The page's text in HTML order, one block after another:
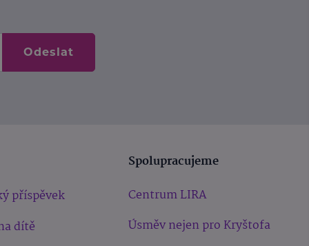
Odeslat
příspěvek
dítě
Spolupracujeme
Centrum LIRA
Úsměv nejen pro Kryštofa